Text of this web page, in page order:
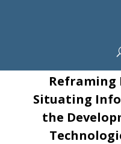
Reframing
Situating
the